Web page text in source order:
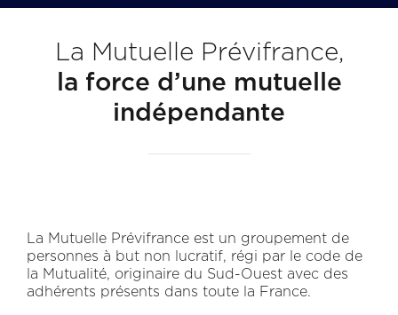
La Mutuelle Prévifrance,
la force d’une mutuelle
indépendante
La Mutuelle Prévifrance est un groupement de
personnes à but non lucratif, régi par le code de
la Mutualité, originaire du Sud-Ouest avec des
adhérents présents dans toute la France.